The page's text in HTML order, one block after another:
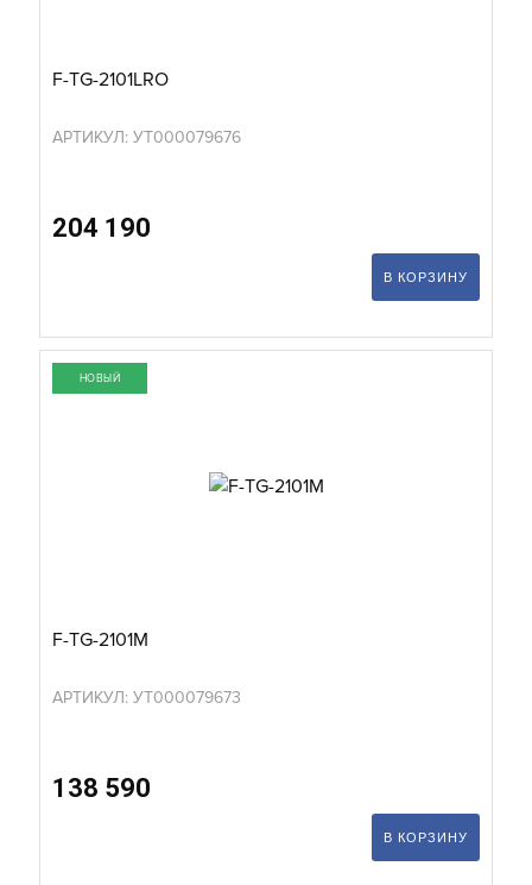
F-TG-2101LRO
АРТИКУЛ: УТ000079676
204 190
В КОРЗИНУ
НОВЫЙ
F-TG-2101M
АРТИКУЛ: УТ000079673
138 590
В КОРЗИНУ